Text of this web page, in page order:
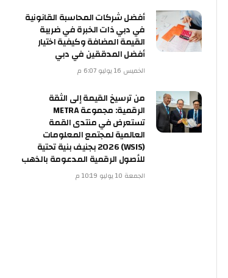
أفضل شركات المحاسبة القانونية
في دبي ذات الخبرة في ضريبة
القيمة المضافة وكيفية اختيار
أفضل المدققين في دبي
الخميس 16 يوليو 6:07 م
من ترسيخ القيمة إلى الثقة
الرقمية: مجموعة METRA
تستعرض في منتدى القمة
العالمية لمجتمع المعلومات
(WSIS) 2026 بجنيف بنية تحتية
للأصول الرقمية المدعومة بالذهب
الجمعة 10 يوليو 10:19 م